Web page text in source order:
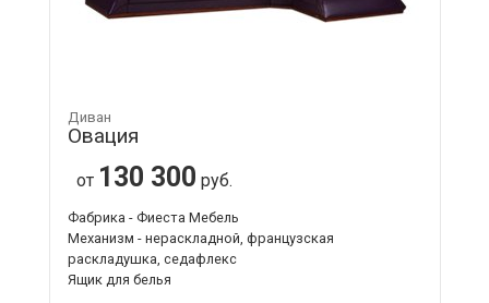
Диван
Овация
от 130 300 руб.
Фабрика - Фиеста Мебель
Механизм - нераскладной, французская
раскладушка, седафлекс
Ящик для белья